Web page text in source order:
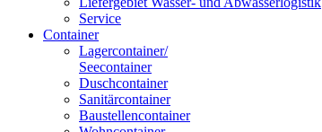
Service
Container
Lagercontainer/
Seecontainer
Duschcontainer
Sanitärcontainer
Baustellencontainer